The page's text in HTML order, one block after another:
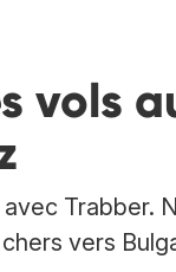
vols
Trabber.
vers